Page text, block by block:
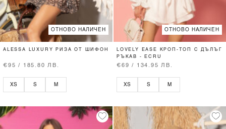
ОТНОВО НАЛИЧЕН
ALESSA LUXURY РИЗА ОТ ШИФОН
€95 / 185.80 ЛВ.
XS S M
ОТНОВО НАЛИЧЕН
LOVELY EASE КРОП-ТОП С ДЪЛЪГ
РЪКАВ - ECRU
€69 / 134.95 ЛВ.
XS S M